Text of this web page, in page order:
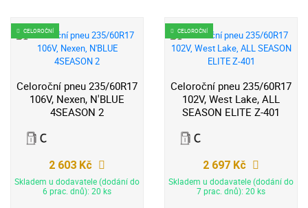
CELOROČNÍ
Celoroční pneu 235/60R17
106V, Nexen, N'BLUE
4SEASON 2
2 603 Kč
Skladem u dodavatele (dodání do
6 prac. dnů): 20 ks
CELOROČNÍ
Celoroční pneu 235/60R17
102V, West Lake, ALL
SEASON ELITE Z-401
2 697 Kč
Skladem u dodavatele (dodání do
7 prac. dnů): 20 ks